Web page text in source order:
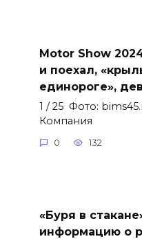
Motor Show
и поехал,
единороге»,
1 / 25 Фото:
Компания
0 132
«Буря в
информацию о